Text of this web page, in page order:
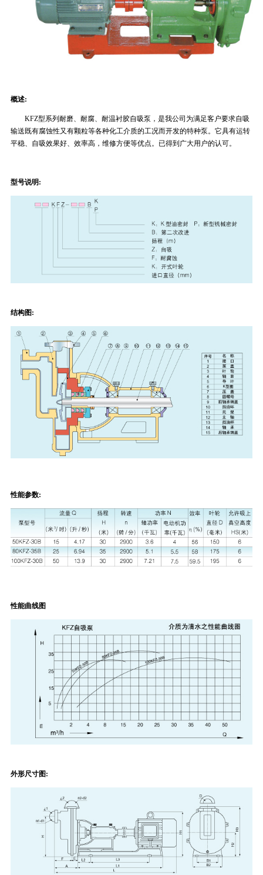
概述:
KFZ型系列耐磨、耐腐、耐温衬胶自吸泵，是我公司为满足客户要求自吸
输送既有腐蚀性又有颗粒等各种化工介质的工况而开发的特种泵。它具有运转
平稳、自吸效果好、效率高，维修方便等优点。已得到广大用户的认可。
型号说明:
结构图:
性能参数:
性能曲线图
外形尺寸图: